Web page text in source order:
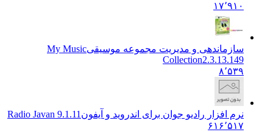
۱۷٬۹۱۰
سازماندهی و مدیریت مجموعه موسیقیMy Music
Collection2.3.13.149
نرم افزار رادیو جوان برای اندروید و آیفون Radio Javan 9.1.11
۶۱۶٬۵۱۷